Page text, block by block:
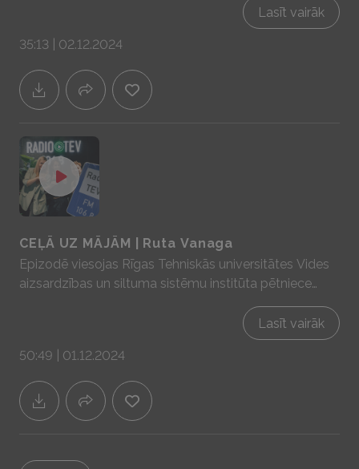
Lasīt vairāk
35:13 | 02.12.2024
CEĻĀ UZ MĀJĀM | Ruta Vanaga
Epizodē viesojas Rīgas Tehniskās universitātes Vides
aizsardzības un siltuma sistēmu institūta pētniece
inženierzinātņu doktore Ruta Vanaga. Ruta meklē
atbildes uz mums visiem tik ļoti būtiskajiem
energoefektivitātes jautājumiem raugoties dabā, tās
procesos un tās principus ievieš jaunās tehnoloģijās.
Sadarbībā ar YIT Latvija - mājas prātam un sajūtām!
www.yit.lv
Lasīt vairāk
50:49 | 01.12.2024